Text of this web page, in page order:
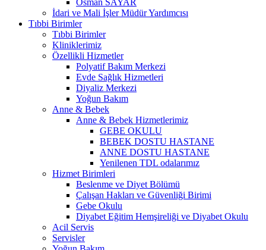
İdari ve Mali İşler Müdür Yardımcısı
Tıbbi Birimler
Tıbbi Birimler
Kliniklerimiz
Özellikli Hizmetler
Polyatif Bakım Merkezi
Evde Sağlık Hizmetleri
Diyaliz Merkezi
Yoğun Bakım
Anne & Bebek
Anne & Bebek Hizmetlerimiz
GEBE OKULU
BEBEK DOSTU HASTANE
ANNE DOSTU HASTANE
Yenilenen TDL odalarımız
Hizmet Birimleri
Beslenme ve Diyet Bölümü
Çalışan Hakları ve Güvenliği Birimi
Gebe Okulu
Diyabet Eğitim Hemşireliği ve Diyabet Okulu
Acil Servis
Servisler